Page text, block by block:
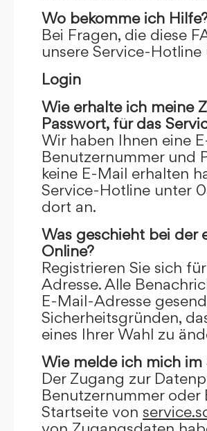
Wo bekomme ich
Bei Fragen, die diese
unsere Service-
Login
Wie erhalte ich meine
Passwort, für das
Wir haben Ihnen eine
Benutzernummer und
keine E-Mail erhalten
Service-Hotline unter
dort an.
Was geschieht bei der
Online?
Registrieren Sie sich
Adresse. Alle
E-Mail-Adresse
Sicherheitsgründen,
eines Ihrer Wahl zu
Wie melde ich mich im
Der Zugang zur
Benutzernummer oder
Startseite von